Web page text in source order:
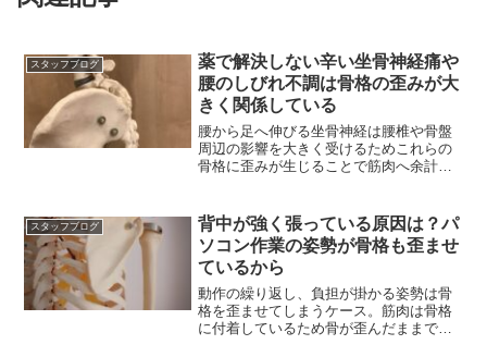
スタッフブログ
薬で解決しない辛い坐骨神経痛や
腰のしびれ不調は骨格の歪みが大
きく関係している
腰から足へ伸びる坐骨神経は腰椎や骨盤
周辺の影響を大きく受けるためこれらの
骨格に歪みが生じることで筋肉へ余計な
スタッフブログ
背中が強く張っている原因は？パ
ソコン作業の姿勢が骨格も歪ませ
ているから
動作の繰り返し、負担が掛かる姿勢は骨
格を歪ませてしまうケース。筋肉は骨格
に付着しているため骨が歪んだままでは